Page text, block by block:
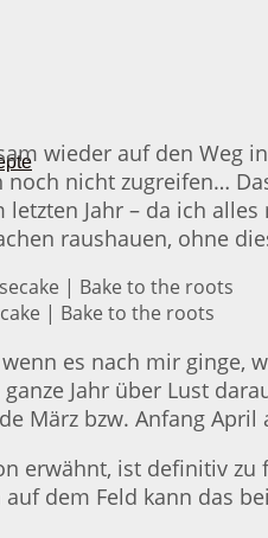
wieder auf den Weg
nicht zugreifen…
Jahr – da ich
raushauen, ohne
| Bake to the roots
es nach mir ginge,
Jahr über Lust
März bzw. Anfang
erwähnt, ist definitiv
dem Feld kann das